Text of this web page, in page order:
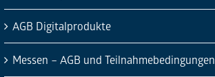
AGB Digitalprodukte
Messen – AGB und Teilnahmebedingungen